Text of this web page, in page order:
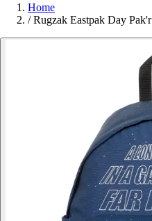
Home
/ Rugzak Eastpak Day Pak'r